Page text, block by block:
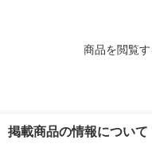
商品を閲覧
掲載商品の情報について